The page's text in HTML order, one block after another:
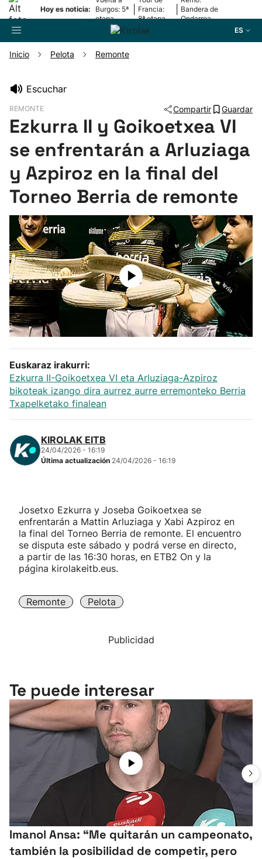
Hoy es noticia:
Burgos: 5ª
etapa
Francia:
8ª etapa
Bandera de
Ondarroa
ES
Pelota
Remo
Baloncesto
Ciclismo
Herri-kirolak
Balonmano
Atletismo
Carreras de montaña
Más deportes
Inicio Pelota Remonte
Escuchar
REMONTE Compartir Guardar
Ezkurra II y Goikoetxea VI
se enfrentarán a Arluziaga
y Azpiroz en la final del
Torneo Berria de remonte
Euskaraz irakurri:
Ezkurra II-Goikoetxea VI eta Arluziaga-Azpiroz
bikoteak izango dira aurrez aurre erremonteko Berria
Txapelketako finalean
KIROLAK EITB
24/04/2026 - 16:19
Última actualización 24/04/2026 - 16:19
Josetxo Ezkurra y Joseba Goikoetxea se
enfrentarán a Mattin Arluziaga y Xabi Azpiroz en
la final del Torneo Berria de remonte. El encuentro
se disputa este sábado y podrá verse en directo,
a partir de las 16:30 horas, en ETB2 On y la
página kirolakeitb.eus.
Remonte Pelota
Publicidad
Te puede interesar
Imanol Ansa: “Me quitarán un campeonato,
también la posibilidad de competir, pero